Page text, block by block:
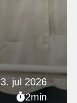
jul 2026
2min